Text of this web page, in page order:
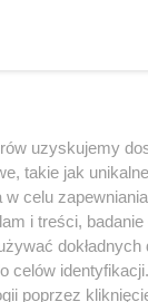
uzyskujemy
takie jak
w celu zapewniania
i treści, badanie
dokładnych
celów
poprzez